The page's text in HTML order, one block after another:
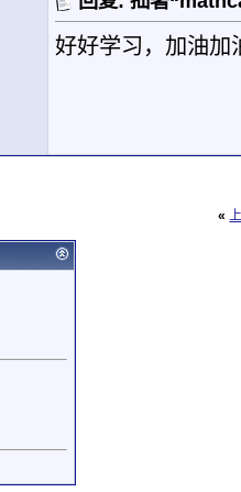
好好学习，加油加
«